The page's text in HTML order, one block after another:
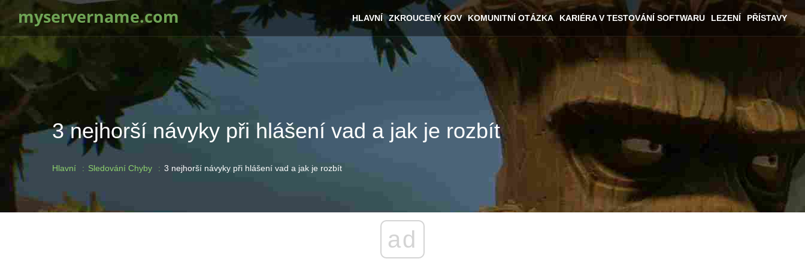
myservername.com HLAVNÍ ZKROUCENÝ KOV KOMUNITNÍ OTÁZKA KARIÉRA V TESTOVÁNÍ SOFTWARU LEZENÍ PŘÍSTAVY
3 nejhorší návyky při hlášení vad a jak je rozbít
Hlavní Sledování Chyby 3 nejhorší návyky při hlášení vad a jak je rozbít
ad